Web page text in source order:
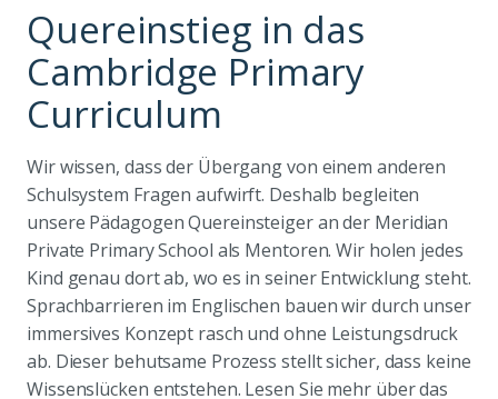
Quereinstieg in das
Cambridge Primary
Curriculum
Wir wissen, dass der Übergang von einem anderen
Schulsystem Fragen aufwirft. Deshalb begleiten
unsere Pädagogen Quereinsteiger an der Meridian
Private Primary School als Mentoren. Wir holen jedes
Kind genau dort ab, wo es in seiner Entwicklung steht.
Sprachbarrieren im Englischen bauen wir durch unser
immersives Konzept rasch und ohne Leistungsdruck
ab. Dieser behutsame Prozess stellt sicher, dass keine
Wissenslücken entstehen. Lesen Sie mehr über das